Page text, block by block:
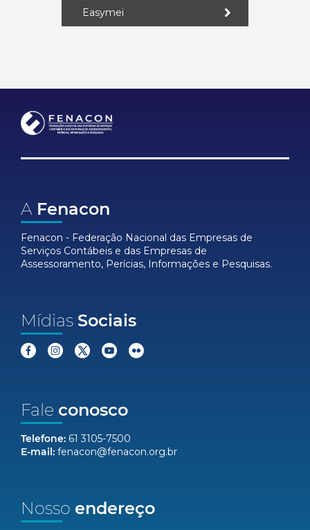
Easymei
A Fenacon
Fenacon - Federação Nacional das Empresas de
Serviços Contábeis e das Empresas de
Assessoramento, Perícias, Informações e Pesquisas.
Mídias Sociais
Fale conosco
Telefone: 61 3105-7500
E-mail: fenacon@fenacon.org.br
Nosso endereço